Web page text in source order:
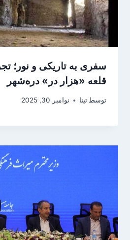
سفری به تاریکی و نور؛
قلعه «هزار در» دره‌شهر
توسط تینا نوامبر 30, 2025